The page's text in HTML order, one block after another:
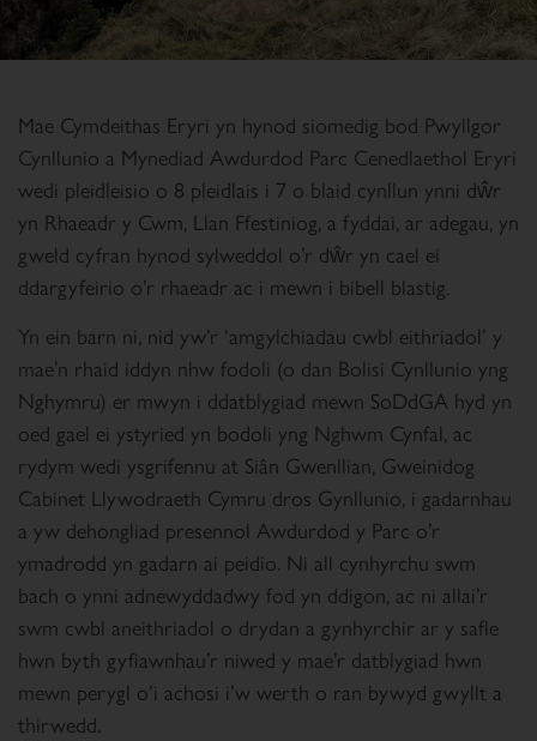
Mae Cymdeithas Eryri yn hynod siomedig bod Pwyllgor
Cynllunio a Mynediad Awdurdod Parc Cenedlaethol Eryri
wedi pleidleisio o 8 pleidlais i 7 o blaid cynllun ynni dŵr
yn Rhaeadr y Cwm, Llan Ffestiniog, a fyddai, ar adegau, yn
gweld cyfran hynod sylweddol o’r dŵr yn cael ei
ddargyfeirio o’r rhaeadr ac i mewn i bibell blastig.
Yn ein barn ni, nid yw’r ‘amgylchiadau cwbl eithriadol’ y
mae’n rhaid iddyn nhw fodoli (o dan Bolisi Cynllunio yng
Nghymru) er mwyn i ddatblygiad mewn SoDdGA hyd yn
oed gael ei ystyried yn bodoli yng Nghwm Cynfal, ac
rydym wedi ysgrifennu at Siân Gwenllian, Gweinidog
Cabinet Llywodraeth Cymru dros Gynllunio, i gadarnhau
a yw dehongliad presennol Awdurdod y Parc o’r
ymadrodd yn gadarn ai peidio. Ni all cynhyrchu swm
bach o ynni adnewyddadwy fod yn ddigon, ac ni allai’r
swm cwbl aneithriadol o drydan a gynhyrchir ar y safle
hwn byth gyfiawnhau’r niwed y mae’r datblygiad hwn
mewn perygl o’i achosi i’w werth o ran bywyd gwyllt a
thirwedd.